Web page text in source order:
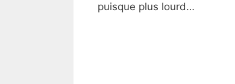
puisque plus lourd…